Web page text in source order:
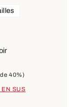
40%)
EN SUS